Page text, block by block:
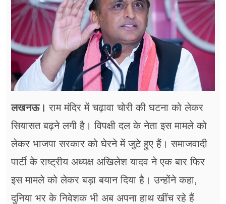
सेहत
ब्‍यूटी
जॉब्स
शिक्षा
लखनऊ। राम मंदिर में चढ़ावा चोरी की घटना को लेकर
सियासत बढ़ने लगी है। विपक्षी दल के नेता इस मामले को
लेकर भाजपा सरकार को घेरने में जुटे हुए हैं। समाजवादी
पार्टी के राष्ट्रीय अध्यक्ष अखिलेश यादव ने एक बार फिर
इस मामले को लेकर बड़ा बयान दिया है। उन्होंने कहा,
दुनिया भर के निवेशक भी अब अपना हाथ खींच रहे हैं